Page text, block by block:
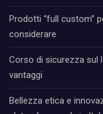
Prodotti “full custom”
considerare
Corso di sicurezza sul
vantaggi
Bellezza etica e